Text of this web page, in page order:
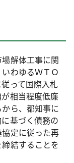
解体工事に関
わゆるＷＴＯ
って国際入札
相当程度低廉
ら、都知事に
基づく債務の
定に従った再
結することを